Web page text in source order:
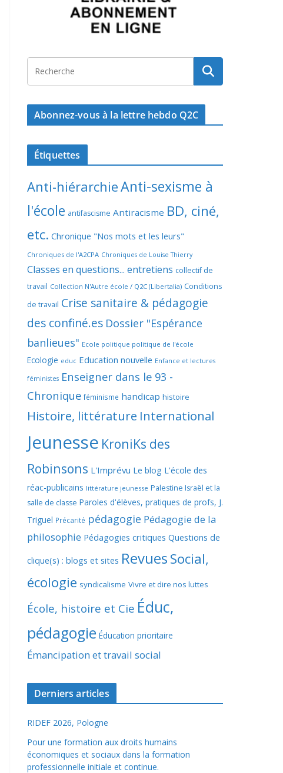
Abonnez-vous à la lettre hebdo Q2C
Étiquettes
Anti-hiérarchieAnti-sexisme à
l'école antifascisme Antiracisme BD, ciné,
etc. Chronique "Nos mots et les leurs"
Chroniques de l'A2CPA Chroniques de Louise Thierry
Classes en questions... entretiens collectif de
travail Collection N'Autre école / Q2C (Libertalia) Conditions
de travail Crise sanitaire & pédagogie
des confiné.es Dossier "Espérance
banlieues" Ecole politique politique de l'école
Ecologie educ Education nouvelle Enfance et lectures
féministes Enseigner dans le 93 -
Chronique féminisme handicap histoire
Histoire, littérature International
Jeunesse KroniKs des
Robinsons L'Imprévu Le blog L'école des
réac-publicains littérature jeunesse Palestine Israël et la
salle de classe Paroles d'élèves, pratiques de profs, J.
Triguel Précarité pédagogie Pédagogie de la
philosophie Pédagogies critiques Questions de
clique(s) : blogs et sites RevuesSocial,
écologie syndicalisme Vivre et dire nos luttes
École, histoire et Cie Éduc,
pédagogie Éducation prioritaire
Émancipation et travail social
Derniers articles
RIDEF 2026, Pologne
Pour une formation aux droits humains
économiques et sociaux dans la formation
professionnelle initiale et continue.